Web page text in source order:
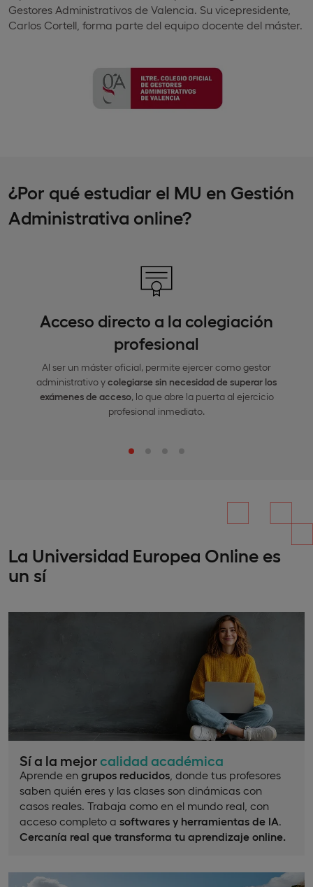
Gestores Administrativos de Valencia. Su vicepresidente,
Carlos Cortell, forma parte del equipo docente del máster.
¿Por qué estudiar el MU en Gestión
Administrativa online?
Acceso directo a la colegiación
profesional
Al ser un máster oficial, permite ejercer como gestor
administrativo ycolegiarse sin necesidad de superar los
exámenes de acceso, lo que abre la puerta al ejercicio
profesional inmediato.
La Universidad Europea Online es
un sí
Sí a la mejorcalidad académica
Aprende en grupos reducidos , donde tus profesores
saben quién eres y las clases son dinámicas con
casos reales. Trabaja como en el mundo real, con
acceso completo a softwares y herramientas de IA
Cercanía real que transforma tu aprendizaje online.